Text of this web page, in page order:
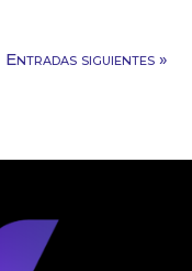
Entradas siguientes »